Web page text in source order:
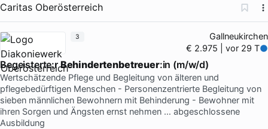
Caritas Oberösterreich
Gallneukirchen
€ 2.975 | vor 29 T
Begeisterte:rBehindertenbetreuer:in (m/w/d)
Wertschätzende Pflege und Begleitung von älteren und
pflegebedürftigen Menschen - Personenzentrierte Begleitung von
sieben männlichen Bewohnern mit Behinderung - Bewohner mit
ihren Sorgen und Ängsten ernst nehmen … abgeschlossene
Ausbildung
3